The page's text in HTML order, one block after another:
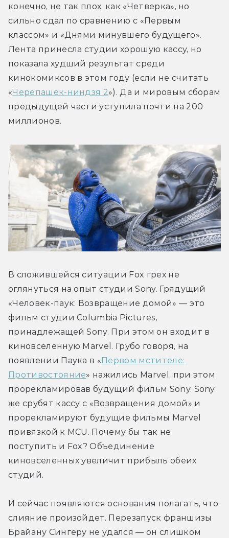
конечно, не так плох, как «Четверка», но
сильно сдал по сравнению с «Первым
классом» и «Днями минувшего будущего».
Лента принесла студии хорошую кассу, но
показала худший результат среди
кинокомиксов в этом году (если не считать
«Черепашек-ниндзя 2»). Да и мировым сборам
предыдущей части уступила почти на 200
миллионов.
В сложившейся ситуации Fox грех не
оглянуться на опыт студии Sony. Грядущий
«Человек-паук: Возвращение домой» — это
фильм студии Columbia Pictures,
принадлежащей Sony. При этом он входит в
киновселенную Marvel. Грубо говоря, на
появлении Паука в « Первом мстителе:
Противостояние» нажились Marvel, при этом
прорекламировав будущий фильм Sony. Sony
же срубят кассу с «Возвращения домой» и
прорекламируют будущие фильмы Marvel
привязкой к MCU. Почему бы так не
поступить и Fox? Объединение
киновселенных увеличит прибыль обеих
студий.
И сейчас появляются основания полагать, что
слияние произойдет. Перезапуск франшизы
Брайану Сингеру не удался — он слишком